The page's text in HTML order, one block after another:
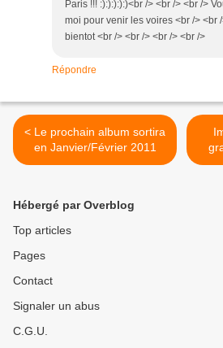
Paris !!! :):):):):)<br /> <br /> <br />
moi pour venir les voires <br /> <br
bientot <br /> <br /> <br /> <br />
Répondre
< Le prochain album sortira
en Janvier/Février 2011
Hébergé par Overblog
Top articles
Pages
Contact
Signaler un abus
C.G.U.